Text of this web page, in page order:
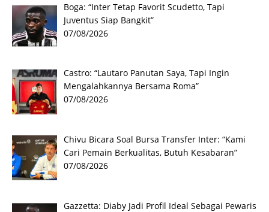
Boga: “Inter Tetap Favorit Scudetto, Tapi
Juventus Siap Bangkit”
07/08/2026
Castro: “Lautaro Panutan Saya, Tapi Ingin
Mengalahkannya Bersama Roma”
07/08/2026
Chivu Bicara Soal Bursa Transfer Inter: “Kami
Cari Pemain Berkualitas, Butuh Kesabaran”
07/08/2026
Gazzetta: Diaby Jadi Profil Ideal Sebagai Pewaris